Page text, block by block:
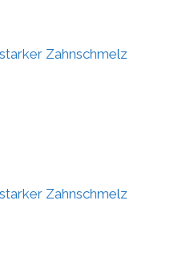
Zahnschmelz
Zahnschmelz